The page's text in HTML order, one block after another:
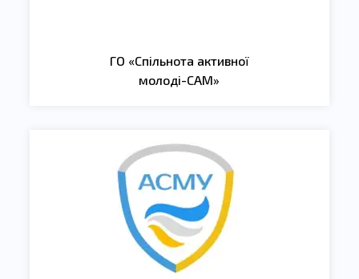
ГО «Спільнота активної
молоді-САМ»